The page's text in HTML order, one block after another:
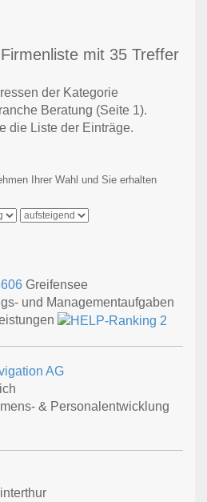
mit 35 Treffer
der Kategorie
Beratung (Seite 1).
die Liste der Einträge.
Ihrer Wahl und Sie erhalten
Greifensee
und Managementaufgaben
AG
& Personalentwicklung